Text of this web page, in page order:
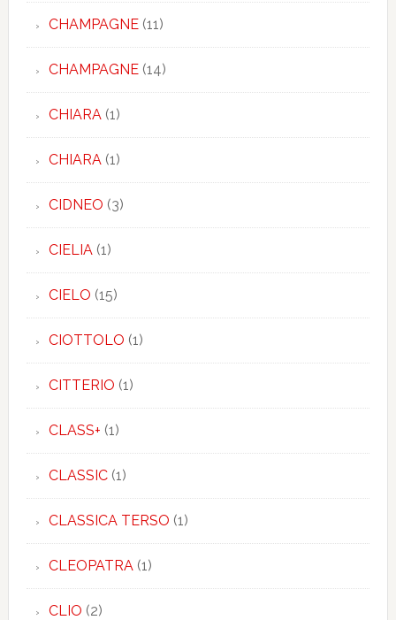
CHAMPAGNE(11)
CHAMPAGNE(14)
CHIARA(1)
CHIARA(1)
CIDNEO (3)
CIELIA(1)
CIELO (15)
CIOTTOLO (1)
CITTERIO (1)
CLASS+ (1)
CLASSIC(1)
CLASSICA TERSO (1)
CLEOPATRA(1)
CLIO (2)